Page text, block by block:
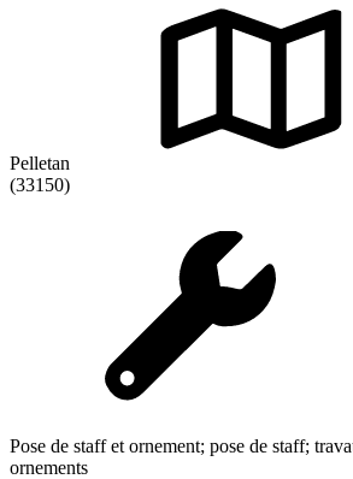
Pelletan
(33150)
Pose de staff et ornement; pose de staff;
ornements